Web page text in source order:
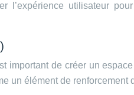
l’expérience utilisateur
important de créer un
un élément de